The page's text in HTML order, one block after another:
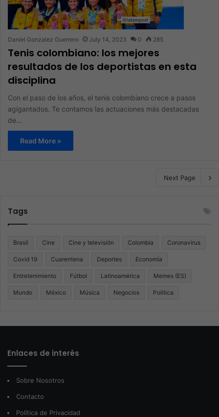
Daniel Gonzalez Guerrero July 14, 2023 0 285
Tenis colombiano: los mejores
resultados de los deportistas en esta
disciplina
Con el paso de los años, el tenis colombiano crece a pasos
agigantados. Te contamos las actuaciones más destacadas
de…
Read More »
Next Page
Tags
Brasil Cine Cine y televisión Colombia Coronavirus
Covid 19 Cuarentena Deportes Economía
Entretenimiento Fútbol Latinoamérica Memes (ES)
Mundo México Música Negocios Politica
Enlaces de interés
Sobre Nosotros
Contacto
Política de Privacidad